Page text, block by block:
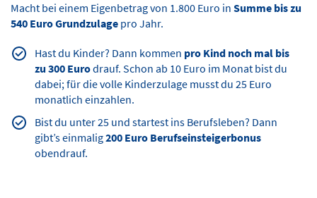
Macht bei einem Eigenbetrag von 1.800 Euro in Summe bis zu
540 Euro Grundzulage pro Jahr.
Hast du Kinder? Dann kommen pro Kind noch mal bis
zu 300 Eurodrauf. Schon ab 10 Euro im Monat bist du
dabei; für die volle Kinderzulage musst du 25 Euro
monatlich einzahlen.
Bist du unter 25 und startest ins Berufsleben? Dann
gibt’s einmalig200 Euro Berufseinsteigerbonus
obendrauf.